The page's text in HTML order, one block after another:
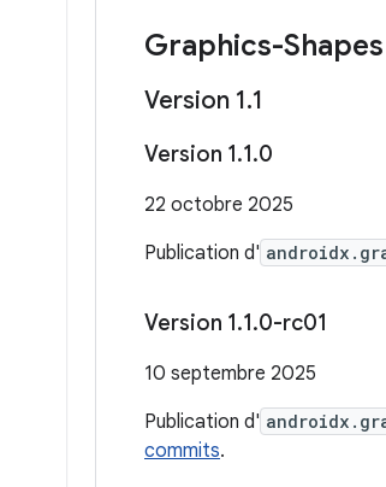
Graphics-Shapes
Version 1.1
Version 1.1.0
22 octobre 2025
Publication d'
Version 1.1.0-rc01
10 septembre 2025
Publication d'
commits.